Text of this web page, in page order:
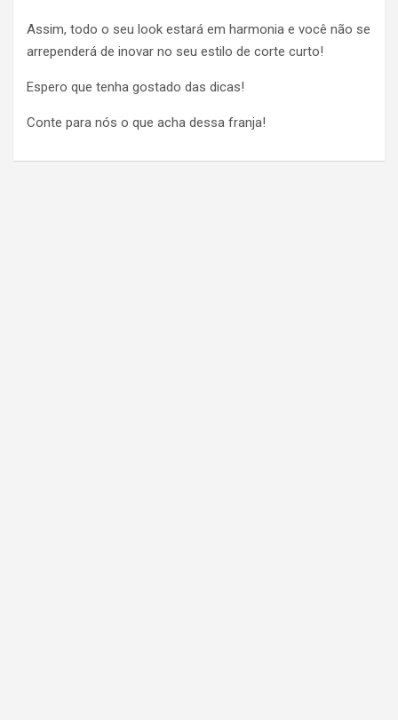
Assim, todo o seu look estará em harmonia e você não se
arrependerá de inovar no seu estilo de corte curto!
Espero que tenha gostado das dicas!
Conte para nós o que acha dessa franja!